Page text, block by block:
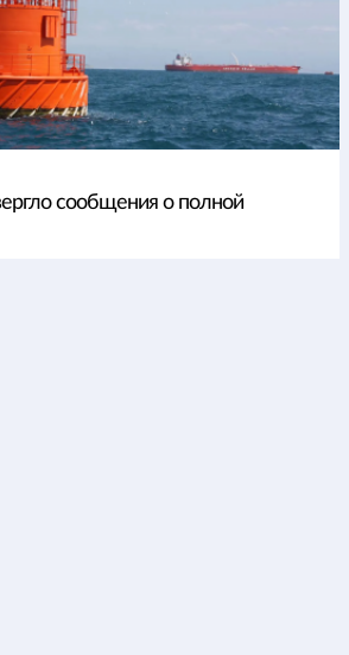
сообщения о полной